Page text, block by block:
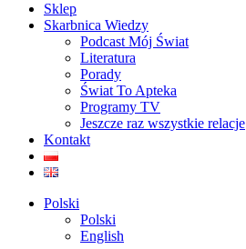
Sklep
Skarbnica Wiedzy
Podcast Mój Świat
Literatura
Porady
Świat To Apteka
Programy TV
Jeszcze raz wszystkie relacje
Kontakt
Polski
Polski
English